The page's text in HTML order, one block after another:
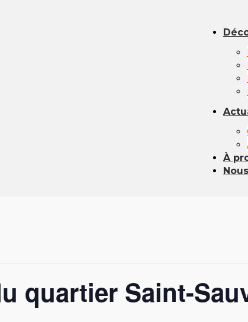
À
quartier Saint-